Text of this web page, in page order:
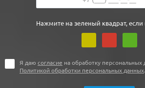
Нажмите на зеленый квадрат, если
Я даю согласие на обработку персональных
Политикой обработки персональных данных.